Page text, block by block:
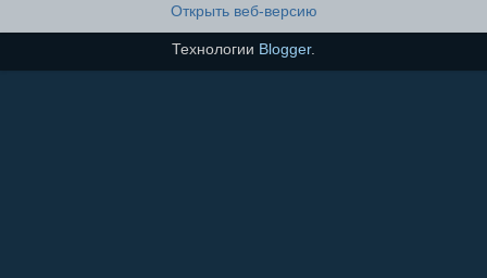
Открыть веб-версию
Технологии Blogger.